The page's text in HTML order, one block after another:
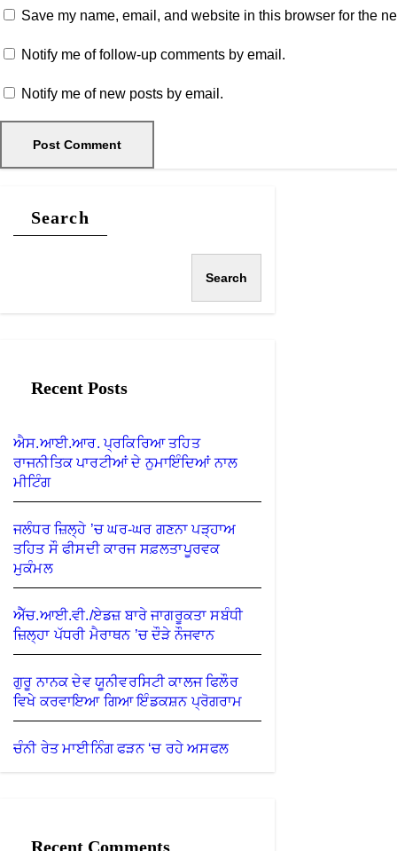
Save my name, email, and website in this browser for the
Notify me of follow-up comments by email.
Notify me of new posts by email.
Search
Search
Recent Posts
ਐਸ.ਆਈ.ਆਰ. ਪ੍ਰਕਿਰਿਆ ਤਹਿਤ
ਰਾਜਨੀਤਿਕ ਪਾਰਟੀਆਂ ਦੇ ਨੁਮਾਇੰਦਿਆਂ ਨਾਲ
ਮੀਟਿੰਗ
ਜਲੰਧਰ ਜ਼ਿਲ੍ਹੇ ’ਚ ਘਰ-ਘਰ ਗਣਨਾ ਪੜ੍ਹਾਅ
ਤਹਿਤ ਸੌ ਫੀਸਦੀ ਕਾਰਜ ਸਫ਼ਲਤਾਪੂਰਵਕ
ਮੁਕੰਮਲ
ਐੱਚ.ਆਈ.ਵੀ./ਏਡਜ਼ ਬਾਰੇ ਜਾਗਰੂਕਤਾ ਸਬੰਧੀ
ਜ਼ਿਲ੍ਹਾ ਪੱਧਰੀ ਮੈਰਾਥਨ ’ਚ ਦੌੜੇ ਨੌਜਵਾਨ
ਗੁਰੂ ਨਾਨਕ ਦੇਵ ਯੂਨੀਵਰਸਿਟੀ ਕਾਲਜ ਫਿਲੌਰ
ਵਿਖੇ ਕਰਵਾਇਆ ਗਿਆ ਇੰਡਕਸ਼ਨ ਪ੍ਰੋਗਰਾਮ
ਚੰਨੀ ਰੇਤ ਮਾਈਨਿੰਗ ਫੜਨ ‘ਚ ਰਹੇ ਅਸਫਲ
Recent Comments